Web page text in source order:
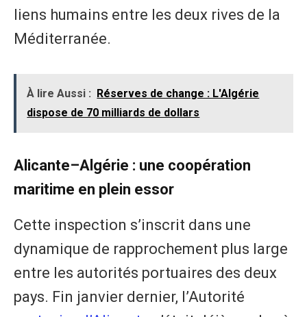
liens humains entre les deux rives de la
Méditerranée.
À lire Aussi : Réserves de change : L'Algérie
dispose de 70 milliards de dollars
Alicante–Algérie : une coopération
maritime en plein essor
Cette inspection s’inscrit dans une
dynamique de rapprochement plus large
entre les autorités portuaires des deux
pays. Fin janvier dernier, l’Autorité